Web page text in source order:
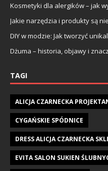
Kosmetyki dla alergików – jak
Jakie narzędzia i produkty są
DIY w modzie: Jak tworzyć
Dżuma – historia, objawy i
TAGI
ALICJA CZARNECKA
CYGAŃSKIE SPÓDNICE
DRESS ALICJA CZARNECKA
EVITA SALON SUKIEN